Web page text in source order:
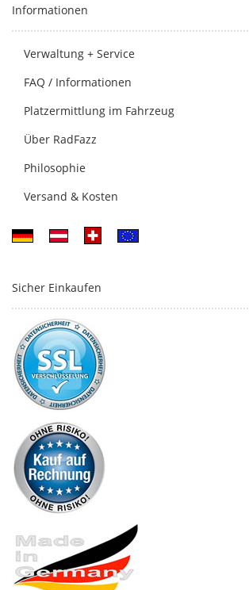
Informationen
Verwaltung + Service
FAQ / Informationen
Platzermittlung im Fahrzeug
Über RadFazz
Philosophie
Versand & Kosten
Sicher Einkaufen